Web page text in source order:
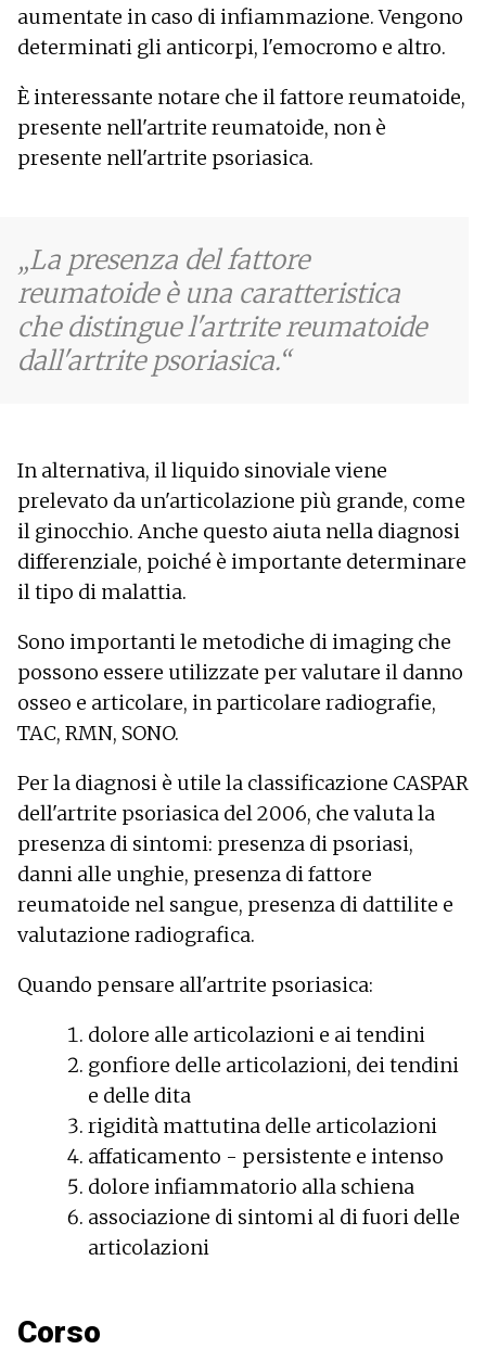
aumentate in caso di infiammazione. Vengono
determinati gli anticorpi, l'emocromo e altro.
È interessante notare che il fattore reumatoide,
presente nell'artrite reumatoide, non è
presente nell'artrite psoriasica.
La presenza del fattore
reumatoide è una caratteristica
che distingue l'artrite reumatoide
dall'artrite psoriasica.
In alternativa, il liquido sinoviale viene
prelevato da un'articolazione più grande, come
il ginocchio. Anche questo aiuta nella diagnosi
differenziale, poiché è importante determinare
il tipo di malattia.
Sono importanti le metodiche di imaging che
possono essere utilizzate per valutare il danno
osseo e articolare, in particolare radiografie,
TAC, RMN, SONO.
Per la diagnosi è utile la classificazione CASPAR
dell'artrite psoriasica del 2006, che valuta la
presenza di sintomi: presenza di psoriasi,
danni alle unghie, presenza di fattore
reumatoide nel sangue, presenza di dattilite e
valutazione radiografica.
Quando pensare all'artrite psoriasica:
dolore alle articolazioni e ai tendini
gonfiore delle articolazioni, dei tendini
e delle dita
rigidità mattutina delle articolazioni
affaticamento - persistente e intenso
dolore infiammatorio alla schiena
associazione di sintomi al di fuori delle
articolazioni
Corso